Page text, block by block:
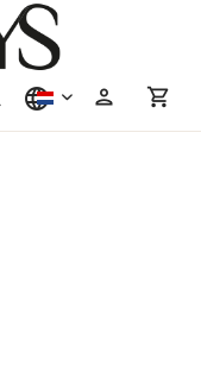
nederlands